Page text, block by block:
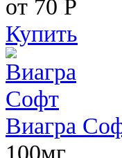
от 70 Р
Купить
Виагра
100мг